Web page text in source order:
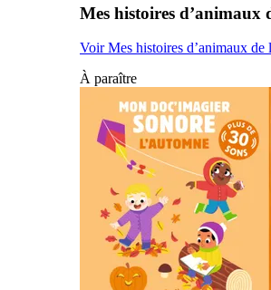
Mes histoires d’animaux
Voir Mes histoires d’animaux de
À paraître